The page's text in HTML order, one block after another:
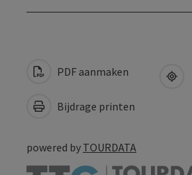
PDF aanmaken
Bijdrage printen
powered by TOURDATA